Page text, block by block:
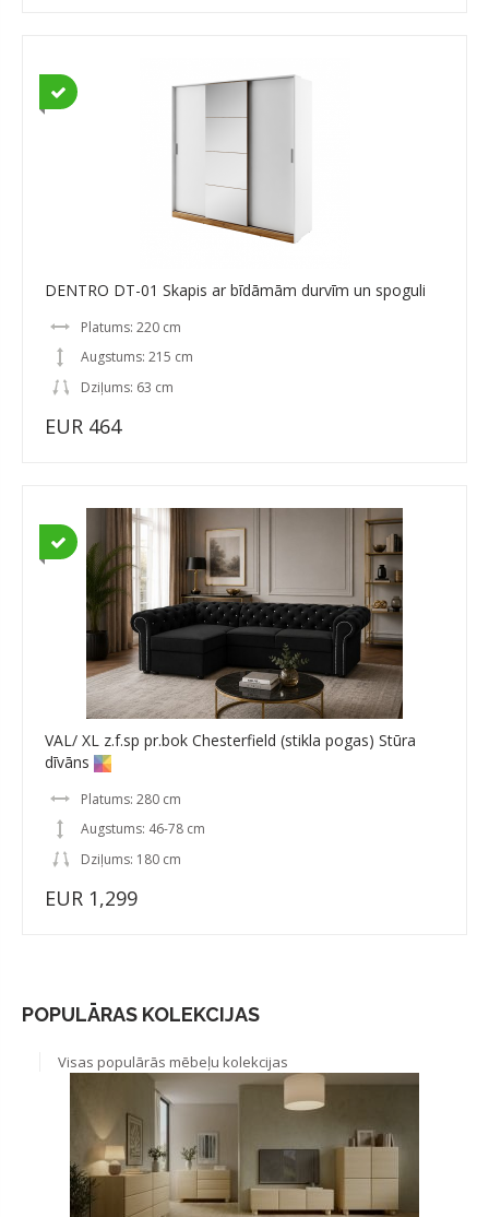
DENTRO DT-01 Skapis ar bīdāmām durvīm un spoguli
Platums: 220 cm
Augstums: 215 cm
Dziļums: 63 cm
EUR 464
VAL/ XL z.f.sp pr.bok Chesterfield (stikla pogas) Stūra
dīvāns
Platums: 280 cm
Augstums: 46-78 cm
Dziļums: 180 cm
EUR 1,299
POPULĀRAS KOLEKCIJAS
Visas populārās mēbeļu kolekcijas